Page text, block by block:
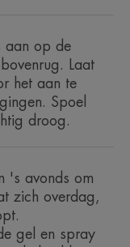
en
goed
huid en
vette of
huid.
aan op de
Laat
het aan te
Spoel
droog.
's avonds om
zich overdag,
gel en spray